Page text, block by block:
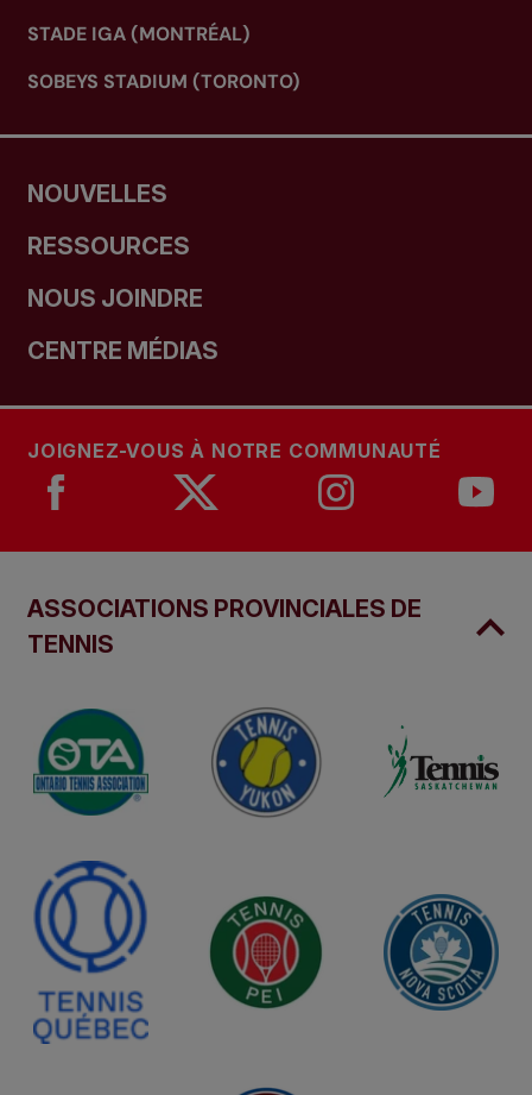
STADE IGA (MONTRÉAL)
SOBEYS STADIUM (TORONTO)
NOUVELLES
RESSOURCES
NOUS JOINDRE
CENTRE MÉDIAS
JOIGNEZ-VOUS À NOTRE COMMUNAUTÉ
ASSOCIATIONS PROVINCIALES DE
TENNIS